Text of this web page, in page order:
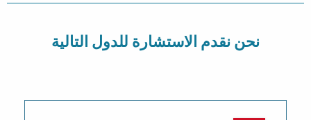
نحن نقدم الاستشارة للدول التالية